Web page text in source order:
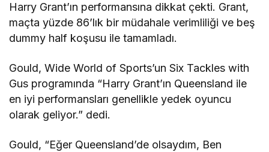
Harry Grant’ın performansına dikkat çekti. Grant,
maçta yüzde 86’lık bir müdahale verimliliği ve beş
dummy half koşusu ile tamamladı.
Gould, Wide World of Sports’un Six Tackles with
Gus programında “Harry Grant’ın Queensland ile
en iyi performansları genellikle yedek oyuncu
olarak geliyor.” dedi.
Gould, “Eğer Queensland’de olsaydım, Ben